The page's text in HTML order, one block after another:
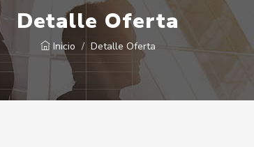
Detalle Oferta
Inicio Detalle Oferta